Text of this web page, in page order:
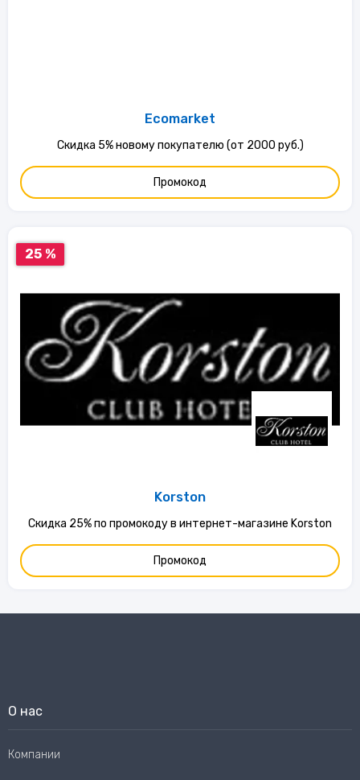
Ecomarket
Скидка 5% новому покупателю (от 2000 руб.)
Промокод
25 %
Korston
Скидка 25% по промокоду в интернет-магазине Korston
Промокод
О нас
Компании